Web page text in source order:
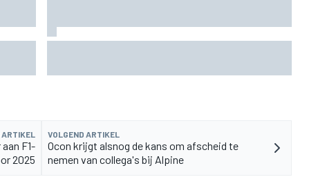
ARTIKEL
F1-
2025
VOLGEND ARTIKEL
Ocon krijgt alsnog de kans om afscheid te
nemen van collega's bij Alpine